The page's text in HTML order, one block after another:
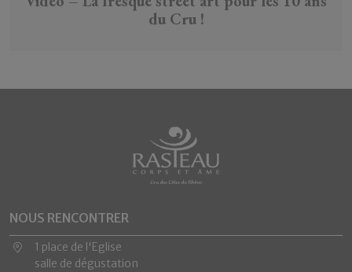
du Cru !
NOUS RENCONTRER
1 place de l'Eglise
salle de dégustation